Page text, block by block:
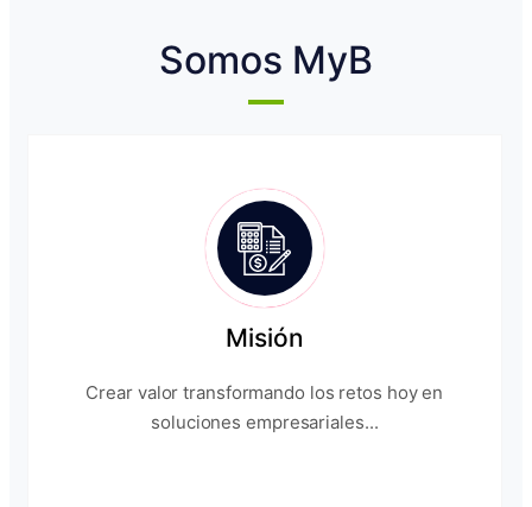
Somos MyB
Misión
Crear valor transformando los retos hoy en
soluciones empresariales...